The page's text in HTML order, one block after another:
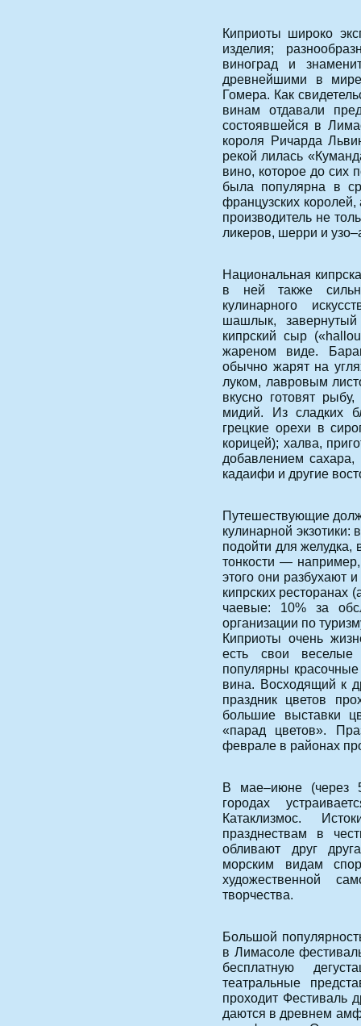
Киприоты широко
изделия;
виноград и
древнейшими в
Гомера. Как
винам отдавали
состоявшейся в
короля Ричарда
рекой лилась
вино, которое до сих
была популярна в
французских
производитель не
ликеров, шерри и
Национальная
в ней также
кулинарного
шашлык,
кипрский сыр
жареном виде.
обычно жарят на
луком, лавровым
вкусно готовят
мидий. Из сладких
грецкие орехи в
корицей); халва,
добавлением сахара,
кадаифи и другие
Путешествующие
кулинарной
подойти для желудка,
тонкости —
этого они разбухают
кипрских ресторанах
чаевые: 10% за
организации по
Киприоты очень
есть свои
популярны
вина. Восходящий к
праздник цветов
большие выставки
«парад цветов».
феврале в районах
В мае–июне (через
городах
Катаклизмос.
празднествам в
обливают друг
морским видам
художественной
творчества.
Большой
в Лимасоле
бесплатную
театральные
проходит Фестиваль
даются в древнем